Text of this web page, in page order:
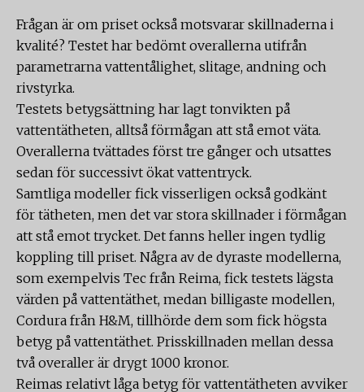
Frågan är om priset också motsvarar skillnaderna i
kvalité? Testet har bedömt overallerna utifrån
parametrarna vattentålighet, slitage, andning och
rivstyrka.
Testets betygsättning har lagt tonvikten på
vattentätheten, alltså förmågan att stå emot väta.
Overallerna tvättades först tre gånger och utsattes
sedan för successivt ökat vattentryck.
Samtliga modeller fick visserligen också godkänt
för tätheten, men det var stora skillnader i förmågan
att stå emot trycket. Det fanns heller ingen tydlig
koppling till priset. Några av de dyraste modellerna,
som exempelvis Tec från Reima, fick testets lägsta
värden på vattentäthet, medan billigaste modellen,
Cordura från H&M, tillhörde dem som fick högsta
betyg på vattentäthet. Prisskillnaden mellan dessa
två overaller är drygt 1000 kronor.
Reimas relativt låga betyg för vattentätheten avviker